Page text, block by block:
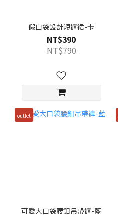
假口袋設計短褲裙-卡
NT$390
NT$790
outlet
可愛大口袋腰釦吊帶褲-藍